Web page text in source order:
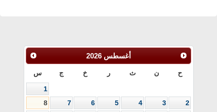
أغسطس 2026
ح ن ث ر خ ج س
1
2
3
4
5
6
7
8